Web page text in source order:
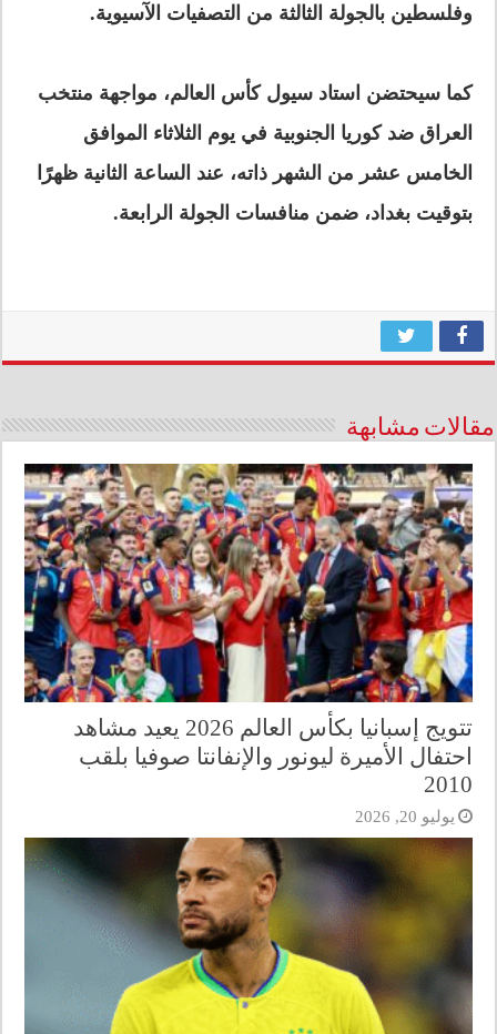
وفلسطين بالجولة الثالثة من التصفيات الآسيوية.
كما سيحتضن استاد سيول كأس العالم، مواجهة منتخب
العراق ضد كوريا الجنوبية في يوم الثلاثاء الموافق
الخامس عشر من الشهر ذاته، عند الساعة الثانية ظهرًا
بتوقيت بغداد، ضمن منافسات الجولة الرابعة.
مقالات مشابهة
تتويج إسبانيا بكأس العالم 2026 يعيد مشاهد
احتفال الأميرة ليونور والإنفانتا صوفيا بلقب
2010
يوليو 20, 2026